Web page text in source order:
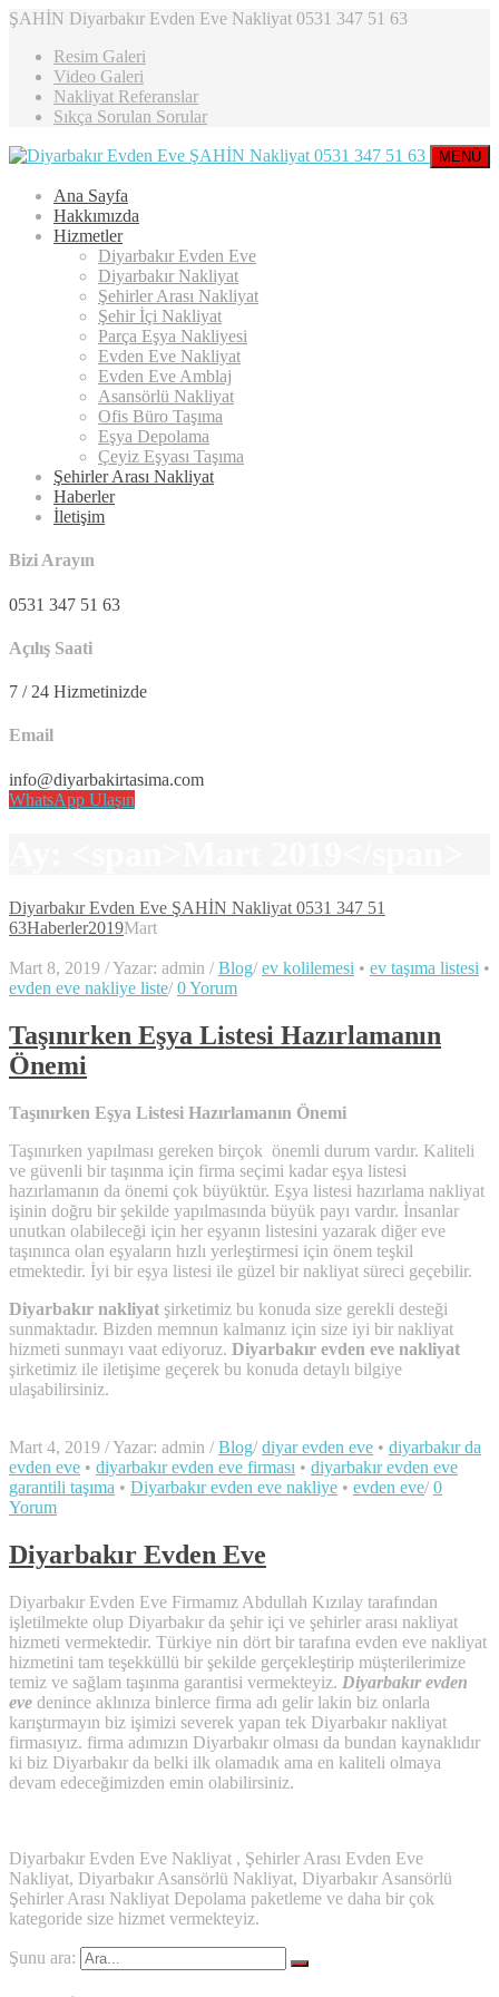
ŞAHİN Diyarbakır Evden Eve Nakliyat 0531 347 51 63
Resim Galeri
Video Galeri
Nakliyat Referanslar
Sıkça Sorulan Sorular
MENÜ
Ana Sayfa
Hakkımızda
Hizmetler
Diyarbakır Evden Eve
Diyarbakır Nakliyat
Şehirler Arası Nakliyat
Şehir İçi Nakliyat
Parça Eşya Nakliyesi
Evden Eve Nakliyat
Evden Eve Amblaj
Asansörlü Nakliyat
Ofis Büro Taşıma
Eşya Depolama
Çeyiz Eşyası Taşıma
Şehirler Arası Nakliyat
Haberler
İletişim
Bizi Arayın
0531 347 51 63
Açılış Saati
7 / 24 Hizmetinizde
Email
info@diyarbakirtasima.com
WhatsApp Ulaşın
Diyarbakır Evden Eve ŞAHİN Nakliyat 0531 347 51
63Haberler2019Mart
Mart 8, 2019 /Yazar: admin / Blog/ ev kolilemesi • ev taşıma listesi •
evden eve nakliye liste/ 0 Yorum
Taşınırken Eşya Listesi Hazırlamanın
Önemi
Taşınırken Eşya Listesi Hazırlamanın Önemi
Taşınırken yapılması gereken birçok önemli durum vardır. Kaliteli
ve güvenli bir taşınma için firma seçimi kadar eşya listesi
hazırlamanın da önemi çok büyüktür. Eşya listesi hazırlama nakliyat
işinin doğru bir şekilde yapılmasında büyük payı vardır. İnsanlar
unutkan olabileceği için her eşyanın listesini yazarak diğer eve
taşınınca olan eşyaların hızlı yerleştirmesi için önem teşkil
etmektedir. İyi bir eşya listesi ile güzel bir nakliyat süreci geçebilir.
Diyarbakır nakliyat şirketimiz bu konuda size gerekli desteği
sunmaktadır. Bizden memnun kalmanız için size iyi bir nakliyat
hizmeti sunmayı vaat ediyoruz. Diyarbakır evden eve nakliyat
şirketimiz ile iletişime geçerek bu konuda detaylı bilgiye
ulaşabilirsiniz.
Mart 4, 2019 /Yazar: admin / Blog/ diyar evden eve • diyarbakır da
evden eve • diyarbakır evden eve firması • diyarbakır evden eve
garantili taşıma • Diyarbakır evden eve nakliye • evden eve/ 0
Yorum
Diyarbakır Evden Eve
Diyarbakır Evden Eve Firmamız Abdullah Kızılay tarafından
işletilmekte olup Diyarbakır da şehir içi ve şehirler arası nakliyat
hizmeti vermektedir. Türkiye nin dört bir tarafına evden eve nakliyat
hizmetini tam teşekküllü bir şekilde gerçekleştirip müşterilerimize
temiz ve sağlam taşınma garantisi vermekteyiz. Diyarbakır evden
eve denince aklınıza binlerce firma adı gelir lakin biz onlarla
karıştırmayın biz işimizi severek yapan tek Diyarbakır nakliyat
firmasıyız. firma adımızın Diyarbakır olması da bundan kaynaklıdır
ki biz Diyarbakır da belki ilk olamadık ama en kaliteli olmaya
devam edeceğimizden emin olabilirsiniz.
Diyarbakır Evden Eve Nakliyat , Şehirler Arası Evden Eve
Nakliyat, Diyarbakır Asansörlü Nakliyat, Diyarbakır Asansörlü
Şehirler Arası Nakliyat Depolama paketleme ve daha bir çok
kategoride size hizmet vermekteyiz.
Şunu ara: